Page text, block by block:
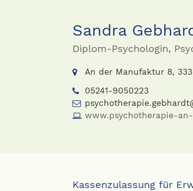
Sandra
Diplom-Psychologin,
An der Manufaktur 8,
05241-9050223
www.psychotherapie-
Kassenzulassung für